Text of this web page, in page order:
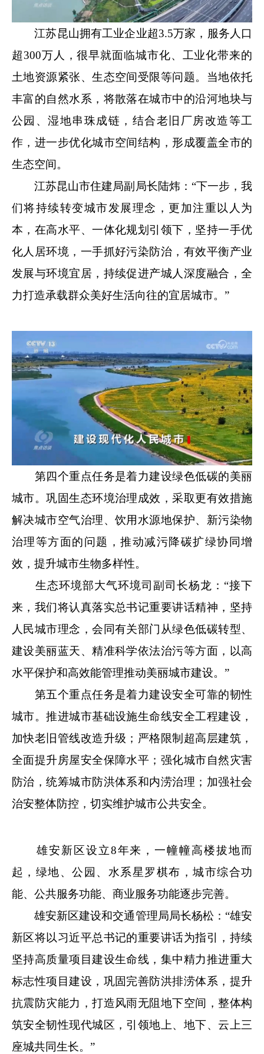
江苏昆山拥有工业企业超3.5万家，服务人口
超300万人，很早就面临城市化、工业化带来的
土地资源紧张、生态空间受限等问题。当地依托
丰富的自然水系，将散落在城市中的沿河地块与
公园、湿地串珠成链，结合老旧厂房改造等工
作，进一步优化城市空间结构，形成覆盖全市的
生态空间。
江苏昆山市住建局副局长陆炜：“下一步，我
们将持续转变城市发展理念，更加注重以人为
本，在高水平、一体化规划引领下，坚持一手优
化人居环境，一手抓好污染防治，有效平衡产业
发展与环境宜居，持续促进产城人深度融合，全
力打造承载群众美好生活向往的宜居城市。”
第四个重点任务是着力建设绿色低碳的美丽
城市。巩固生态环境治理成效，采取更有效措施
解决城市空气治理、饮用水源地保护、新污染物
治理等方面的问题，推动减污降碳扩绿协同增
效，提升城市生物多样性。
生态环境部大气环境司副司长杨龙：“接下
来，我们将认真落实总书记重要讲话精神，坚持
人民城市理念，会同有关部门从绿色低碳转型、
建设美丽蓝天、精准科学依法治污等方面，以高
水平保护和高效能管理推动美丽城市建设。”
第五个重点任务是着力建设安全可靠的韧性
城市。推进城市基础设施生命线安全工程建设，
加快老旧管线改造升级；严格限制超高层建筑，
全面提升房屋安全保障水平；强化城市自然灾害
防治，统筹城市防洪体系和内涝治理；加强社会
治安整体防控，切实维护城市公共安全。
雄安新区设立8年来，一幢幢高楼拔地而
起，绿地、公园、水系星罗棋布，城市综合功
能、公共服务功能、商业服务功能逐步完善。
雄安新区建设和交通管理局局长杨松：“雄安
新区将以习近平总书记的重要讲话为指引，持续
坚持高质量项目建设生命线，集中精力推进重大
标志性项目建设，巩固完善防洪排涝体系，提升
抗震防灾能力，打造风雨无阻地下空间，整体构
筑安全韧性现代城区，引领地上、地下、云上三
座城共同生长。”